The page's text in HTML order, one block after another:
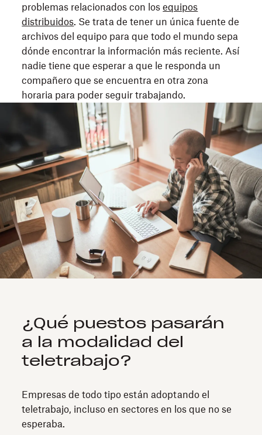
problemas relacionados con losequipos
distribuidos. Se trata de tener un única fuente de
archivos del equipo para que todo el mundo sepa
dónde encontrar la información más reciente. Así
nadie tiene que esperar a que le responda un
compañero que se encuentra en otra zona
horaria para poder seguir trabajando.
¿Qué puestos pasarán
a la modalidad del
teletrabajo?
Empresas de todo tipo están adoptando el
teletrabajo, incluso en sectores en los que no se
esperaba.